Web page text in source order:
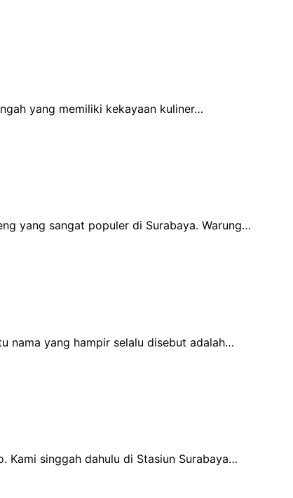
yang memiliki kekayaan kuliner…
yang sangat populer di Surabaya. Warung…
nama yang hampir selalu disebut adalah…
Kami singgah dahulu di Stasiun Surabaya…